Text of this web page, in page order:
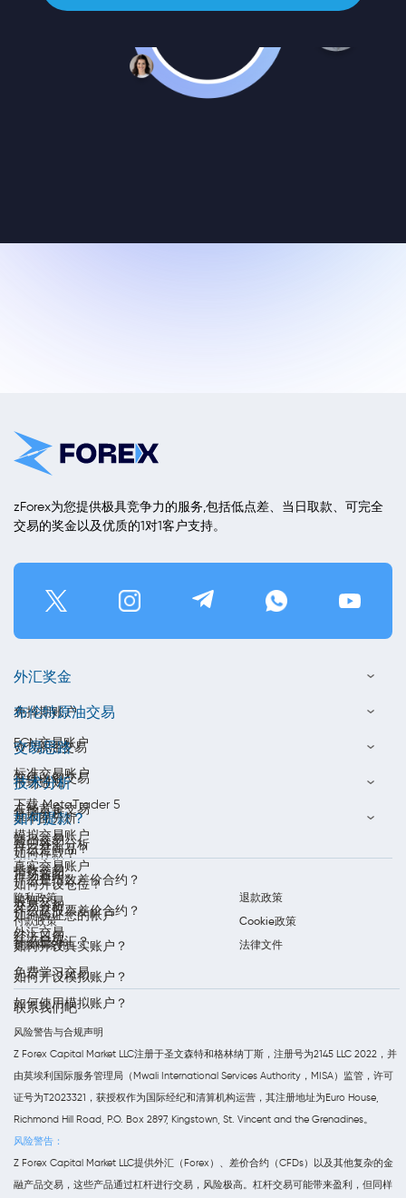
zForex为您提供极具竞争力的服务,包括低点差、当日取款、可完全
交易的奖金以及优质的1对1客户支持。
隐私政策
退款政策
付款政策
Cookie政策
条款和条件
法律文件
外汇奖金
免掉期账户
ECN交易账户
标准交易账户
下载 MetaTrader 5
模拟交易账户
真实交易账户
布伦特原油交易
WTI原油交易
在线白银交易
在线黄金交易
商品交易
指数交易
股票交易
外汇交易
交易思路
市场通知
每周分析
每日外汇分析
市场新闻
交易分析
经济日历
技术分析
基本面分析
什么是商品？
什么是指数差价合约？
什么是股票差价合约？
什么是外汇？
免费学习交易
如何使用模拟账户？
如何提款？
如何存款？
如何开设仓位？
如何验证您的帐户
如何开设真实账户？
如何开设模拟账户？
联系我们吧
风险警告与合规声明
Z Forex Capital Market LLC注册于圣文森特和格林纳丁斯，注册号为2145 LLC 2022，并
由莫埃利国际服务管理局（Mwali International Services Authority，MISA）监管，许可
证号为T2023321，获授权作为国际经纪和清算机构运营，其注册地址为Euro House,
Richmond Hill Road, P.O. Box 2897, Kingstown, St. Vincent and the Grenadines。
风险警告：
Z Forex Capital Market LLC提供外汇（Forex）、差价合约（CFDs）以及其他复杂的金
融产品交易，这些产品通过杠杆进行交易，风险极高。杠杆交易可能带来盈利，但同样